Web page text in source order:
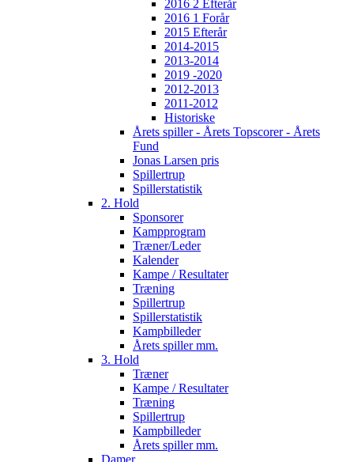
2016 2 Efterår
2016 1 Forår
2015 Efterår
2014-2015
2013-2014
2019 -2020
2012-2013
2011-2012
Historiske
Årets spiller - Årets Topscorer - Årets
Fund
Jonas Larsen pris
Spillertrup
Spillerstatistik
2. Hold
Sponsorer
Kampprogram
Træner/Leder
Kalender
Kampe / Resultater
Træning
Spillertrup
Spillerstatistik
Kampbilleder
Årets spiller mm.
3. Hold
Træner
Kampe / Resultater
Træning
Spillertrup
Kampbilleder
Årets spiller mm.
Damer